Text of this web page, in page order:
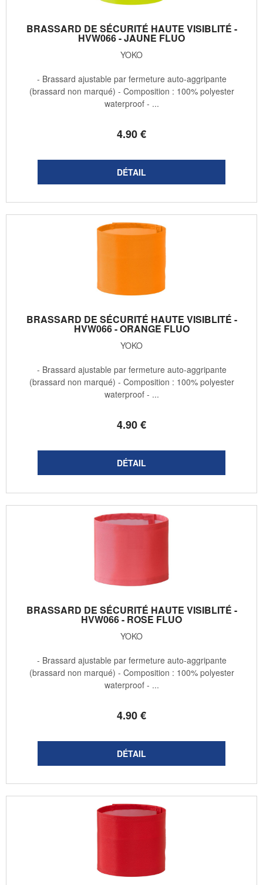
BRASSARD DE SÉCURITÉ HAUTE VISIBLITÉ -
HVW066 - JAUNE FLUO
YOKO
4.90€
- Brassard ajustable par fermeture auto-aggripante
(brassard non marqué) - Composition : 100% polyester
waterproof - ...
BRASSARD DE SÉCURITÉ HAUTE VISIBLITÉ -
HVW066 - ORANGE FLUO
YOKO
4.90€
- Brassard ajustable par fermeture auto-aggripante
(brassard non marqué) - Composition : 100% polyester
waterproof - ...
BRASSARD DE SÉCURITÉ HAUTE VISIBLITÉ -
HVW066 - ROSE FLUO
YOKO
4.90€
- Brassard ajustable par fermeture auto-aggripante
(brassard non marqué) - Composition : 100% polyester
waterproof - ...